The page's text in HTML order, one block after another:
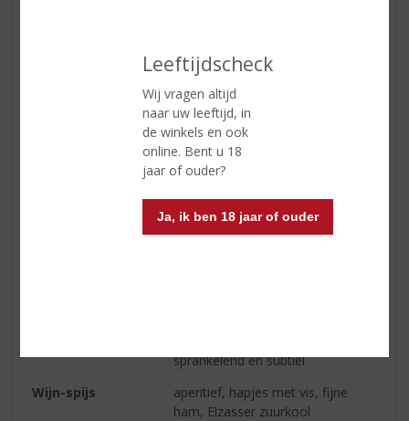
Leeftijdscheck
Wij vragen altijd
naar uw leeftijd, in
de winkels en ook
online. Bent u 18
jaar of ouder?
Ja, ik ben 18 jaar of ouder
Frankrijk
Pinot blanc, Pinot auxerrois
75 CL
Alcoholpercentage
12% vol
helder, fonkelen van kleur met
sprankelend en subtiel
Wijn-spijs
aperitief, hapjes met vis, fijne
ham, Elzasser zuurkool